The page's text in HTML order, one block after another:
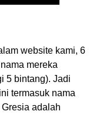
website kami, 6
mereka
5 bintang). Jadi
termasuk nama
adalah